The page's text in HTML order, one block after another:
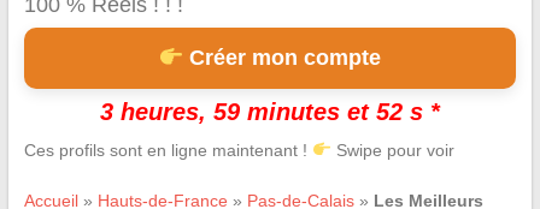
100 % Réels ! ! !
Créer mon compte
3 heures, 59 minutes et 52 s *
Ces profils sont en ligne maintenant ! Swipe pour voir
Accueil» Hauts-de-France » Pas-de-Calais» Les Meilleurs